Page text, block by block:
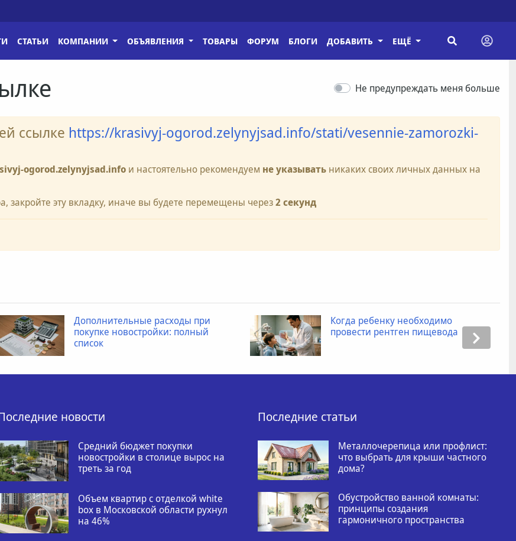
СТАТЬИ КОМПАНИИ ОБЪЯВЛЕНИЯ ТОВАРЫ ФОРУМ БЛОГИ ДОБАВИТЬ ЕЩЁ
Не предупреждать меня больше
ссылке https://krasivyj-ogorod.zelynyjsad.info/stati/vesennie-zamorozki-
ogorod.zelynyjsad.info и настоятельно рекомендуем не указывать никаких своих личных данных на
закройте эту вкладку, иначе вы будете перемещены через2секунд
Дополнительные расходы при
покупке новостройки: полный
список
Когда ребенку необходимо
провести рентген пищевода
новости
Средний бюджет покупки
новостройки в столице вырос на
треть за год
Объем квартир с отделкой white
box в Московской области рухнул
на 46%
Последние статьи
Металлочерепица или профлист:
что выбрать для крыши частного
дома?
Обустройство ванной комнаты:
принципы создания
гармоничного пространства